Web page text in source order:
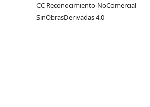
CC Reconocimiento-NoComercial-
SinObrasDerivadas 4.0